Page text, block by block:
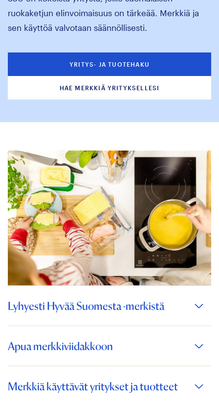
ruokaketjun elinvoimaisuus on tärkeää. Merkkiä ja
sen käyttöä valvotaan säännöllisesti.
YRITYS- JA TUOTEHAKU
HAE MERKKIÄ YRITYKSELLESI
Lyhyesti Hyvää Suomesta -merkistä
Apua merkkiviidakkoon
Merkkiä käyttävät yritykset ja tuotteet